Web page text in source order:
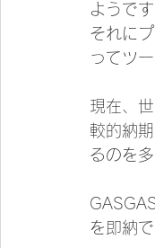
ようです
それに
ってツ
現在、
較的納
るのを
を即納